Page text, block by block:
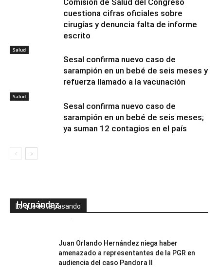
cuestiona cifras oficiales sobre
cirugías y denuncia falta de informe
escrito
Salud
Sesal confirma nuevo caso de
sarampión en un bebé de seis meses y
refuerza llamado a la vacunación
Salud
Sesal confirma nuevo caso de
sarampión en un bebé de seis meses;
ya suman 12 contagios en el país
Lo que está pasando
Hernández
-
Juan Orlando Hernández niega haber
amenazado a representantes de la PGR en
audiencia del caso Pandora II